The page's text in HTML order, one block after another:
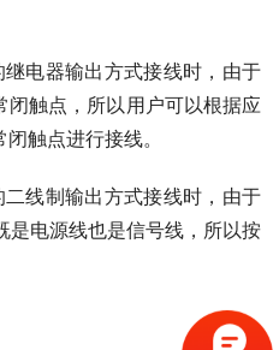
电器输出方式接线时，由于
触点，所以用户可以根据应
触点进行接线。
线制输出方式接线时，由于
是电源线也是信号线，所以按